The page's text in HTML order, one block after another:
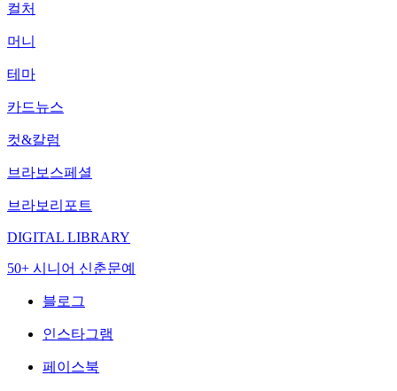
컬처
머니
테마
카드뉴스
컷&칼럼
브라보스페셜
브라보리포트
DIGITAL LIBRARY
50+ 시니어 신춘문예
블로그
인스타그램
페이스북